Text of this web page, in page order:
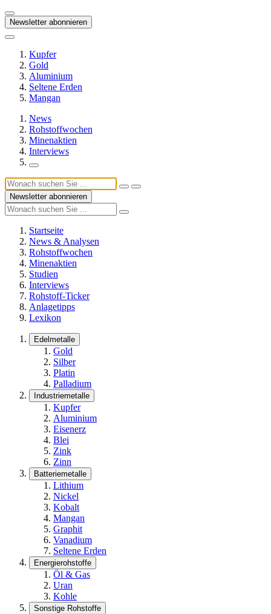
Newsletter abonnieren
Kupfer
Gold
Aluminium
Seltene Erden
Mangan
News
Rohstoffwochen
Minenaktien
Interviews
Newsletter abonnieren
Startseite
News & Analysen
Rohstoffwochen
Minenaktien
Studien
Interviews
Rohstoff-Ticker
Anlagetipps
Lexikon
Edelmetalle
Gold
Silber
Platin
Palladium
Industriemetalle
Kupfer
Aluminium
Eisenerz
Blei
Zink
Zinn
Batteriemetalle
Lithium
Nickel
Kobalt
Mangan
Graphit
Vanadium
Seltene Erden
Energierohstoffe
Öl & Gas
Uran
Kohle
Sonstige Rohstoffe